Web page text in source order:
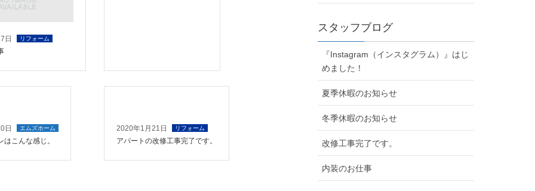
日 リフォーム
日 エムズホーム
はこんな感じ。
2020年1月21日 リフォーム
アパートの改修工事完了です。
スタッフブログ
『Instagram（インスタグラム）』はじ
めました！
夏季休暇のお知らせ
冬季休暇のお知らせ
改修工事完了です。
内装のお仕事